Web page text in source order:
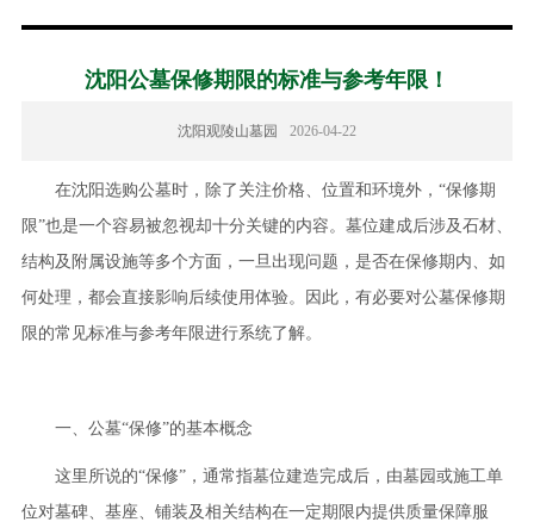
沈阳公墓保修期限的标准与参考年限！
沈阳观陵山墓园 2026-04-22
在沈阳选购公墓时，除了关注价格、位置和环境外，“保修期
限”也是一个容易被忽视却十分关键的内容。墓位建成后涉及石材、
结构及附属设施等多个方面，一旦出现问题，是否在保修期内、如
何处理，都会直接影响后续使用体验。因此，有必要对公墓保修期
限的常见标准与参考年限进行系统了解。
一、公墓“保修”的基本概念
这里所说的“保修”，通常指墓位建造完成后，由墓园或施工单
位对墓碑、基座、铺装及相关结构在一定期限内提供质量保障服